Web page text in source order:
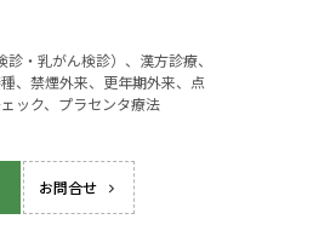
・乳がん検診）、漢方診療、
、禁煙外来、更年期外来、点
ック、プラセンタ療法
お問合せ